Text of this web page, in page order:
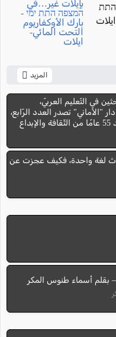
המצפה התת
المزيد
في التّعليم العربيّ،
"الأماني" تصدر العدد الرّابع،
لغة واحدة، فكيف عجزت عن
بقلم أسماء طنوس المكر